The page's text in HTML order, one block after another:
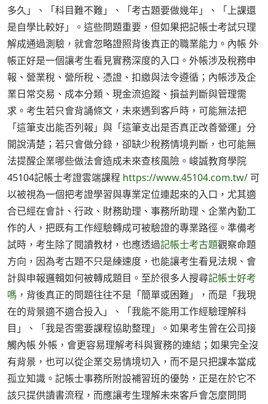
多久」、「科目難不難」、「考古題要做幾年」、「上課還
是自學比較好」。這些問題重要，但如果把記帳士考試只理
解成通過測驗，就會忽略證照背後真正的職業能力。內帳 外
帳正好是一個讓考生看見實務深度的入口。外帳涉及稅務申
報、營業稅、營所稅、憑證、扣繳與法令遵循；內帳涉及企
業日常交易、成本分類、現金流追蹤、損益判斷與管理需
求。考生若只會背誦條文，未來遇到客戶時，可能無法把
「這筆支出能否列報」與「這筆支出是否真正改善營運」分
開說清楚；若只會做分錄，卻缺少稅務情境判斷，也可能無
法提醒企業哪些做法會造成未來查核風險。峻誠教育學院
45104記帳士考證雲端課程 https://www.45104.com.tw/ 可
以被視為一個把考證學習與專業定位連起來的入口，尤其適
合已經在會計、行政、財務助理、事務所助理、企業內勤工
作的人，把既有工作經驗轉成可被驗證的專業路徑。準備考
試時，考生除了閱讀教材，也應透過記帳士考古題觀察命題
方向，因為考古題不只是練速度，也能讓考生看見法規、會
計與申報邏輯如何被轉成題目。至於很多人搜尋記帳士好考
嗎 ，背後真正的問題往往不是「簡單或困難」，而是「我現
在的背景適不適合投入」、「我能不能用工作經驗理解科
目」、「我是否需要課程協助整理」。如果考生曾在公司接
觸內帳 外帳，會更容易理解考科與實務的連結；如果完全沒
有背景，也可以從企業交易情境切入，而不是只把課本當成
孤立知識。記帳士事務所附設補習班的優勢，正是在於它不
該只提供讀書流程，而應讓考生理解未來客戶會怎麼問問